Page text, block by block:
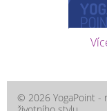
© 2026 YogaPoint -